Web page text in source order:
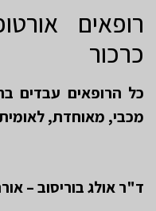
רופאים
כרכור
כל הרופאים עבדים
מכבי, מאוחדת,
ד"ר אולג בוריסוב –